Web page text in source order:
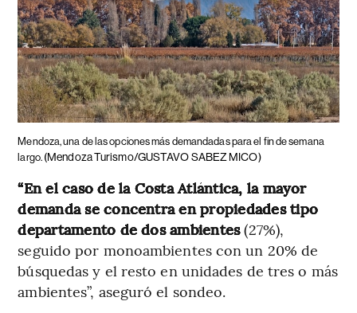
Mendoza, una de las opciones más demandadas para el fin de semana
largo. (Mendoza Turismo/GUSTAVO SABEZ MICO)
“En el caso de la Costa Atlántica, la mayor
demanda se concentra en propiedades tipo
departamento de dos ambientes(27%),
seguido por monoambientes con un 20% de
búsquedas y el resto en unidades de tres o más
ambientes”, aseguró el sondeo.